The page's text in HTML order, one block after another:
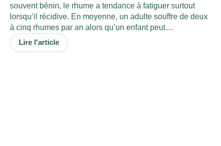
souvent bénin, le rhume a tendance à fatiguer surtout
lorsqu’il récidive. En moyenne, un adulte souffre de deux
à cinq rhumes par an alors qu’un enfant peut…
Lire l'article